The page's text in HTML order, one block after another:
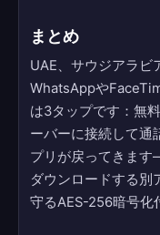
まとめ
UAE、サウジアラビ
WhatsAppや
は3タップです：無
ーバーに接続して通
プリが戻ってきま
ダウンロードする別
守るAES-256暗号化